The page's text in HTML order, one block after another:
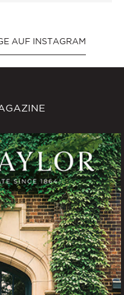
AUF INSTAGRAM